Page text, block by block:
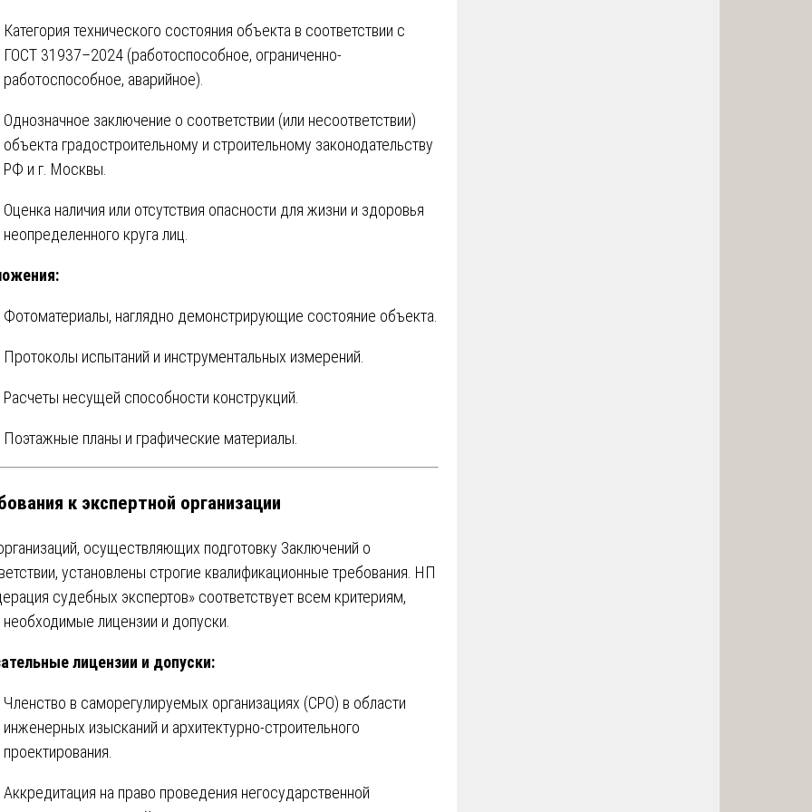
Категория технического состояния объекта в соответствии с
ГОСТ 31937–2024 (работоспособное, ограниченно-
работоспособное, аварийное).
Однозначное заключение о соответствии (или несоответствии)
объекта градостроительному и строительному законодательству
РФ и г. Москвы.
Оценка наличия или отсутствия опасности для жизни и здоровья
неопределенного круга лиц.
Фотоматериалы, наглядно демонстрирующие состояние объекта.
Протоколы испытаний и инструментальных измерений.
Расчеты несущей способности конструкций.
Поэтажные планы и графические материалы.
к экспертной организации
осуществляющих подготовку Заключений о
установлены строгие квалификационные требования. НП
судебных экспертов» соответствует всем критериям,
лицензии и допуски.
лицензии и допуски:
Членство в саморегулируемых организациях (СРО) в области
инженерных изысканий и архитектурно-строительного
проектирования.
Аккредитация на право проведения негосударственной